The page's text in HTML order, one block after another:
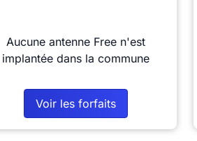
Aucune antenne Free n'est
implantée dans la commune
Voir les forfaits